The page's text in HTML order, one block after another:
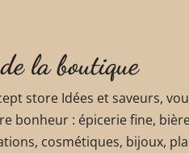
la boutique
store Idées et saveurs,
bonheur : épicerie fine,
cosmétiques, bijoux,